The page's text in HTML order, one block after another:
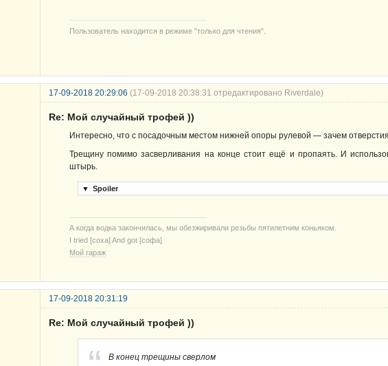
Пользователь находится в режиме "только для чтения".
17-09-2018 20:29:06 (17-09-2018 20:38:31 отредактировано Riverdale)
Re: Мой случайный трофей ))
Интересно, что с посадочным местом нижней опоры рулевой — зачем
Трещину помимо засверливания на конце стоит ещё и пропаять. И
штырь.
▼ Spoiler
А когда водка закончилась, мы обезжиривали резьбы пятилетним коньяком.
I tried [соха] And got [софа]
Мой гараж
17-09-2018 20:31:19
Re: Мой случайный трофей ))
В конец трещины сверлом